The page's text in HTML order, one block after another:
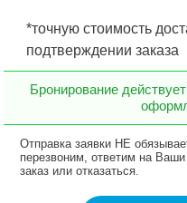
*точную стоимость
подтверждении заказа
Бронирование
Отправка заявки НЕ
перезвоним, ответим на
заказ или отказаться.